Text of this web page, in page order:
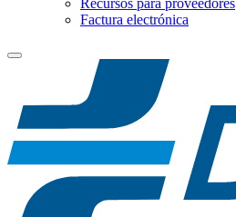
Recursos para proveedores
Factura electrónica